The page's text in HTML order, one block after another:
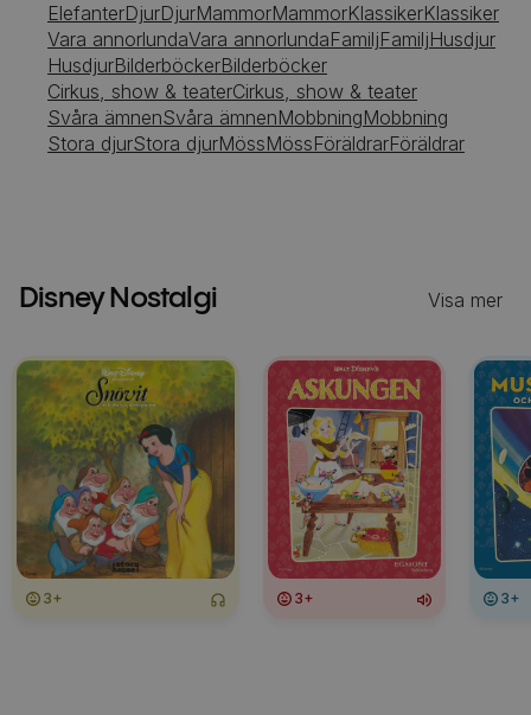
ElefanterDjurDjurMammorMammorKlassikerKlassiker
Vara annorlundaVara annorlundaFamiljFamiljHusdjur
HusdjurBilderböckerBilderböcker
Cirkus, show & teaterCirkus, show & teater
Svåra ämnenSvåra ämnenMobbningMobbning
Stora djurStora djurMössMössFöräldrarFöräldrar
Disney Nostalgi Visa mer
3+ 3+ 3+